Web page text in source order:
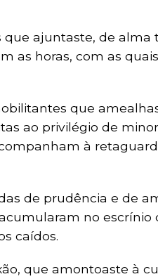
que ajuntaste, de alma
as horas, com as
que
ao privilégio de
à
de prudência e de
no escrínio
caídos.
que amontoaste à